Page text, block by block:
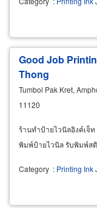
Good Job
Thong
Tumbol Pak Kret,
11120
ร้านทำป้ายไวนิลอิงค์เจ็
พิมพ์ป้ายไวนิล รับพิมพ์ส
Category : Printing Ink